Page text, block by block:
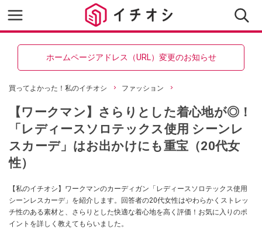
ホームページアドレス（URL）変更のお知らせ
買ってよかった！私のイチオシ ファッション
【ワークマン】さらりとした着心地が◎！
「レディースソロテックス使用 シーンレ
スカーデ」はお出かけにも重宝（20代女
性）
【私のイチオシ】ワークマンのカーディガン「レディースソロテックス使用
シーンレスカーデ」を紹介します。回答者の20代女性はやわらかくストレッ
チ性のある素材と、さらりとした快適な着心地を高く評価！お気に入りのポ
イントを詳しく教えてもらいました。